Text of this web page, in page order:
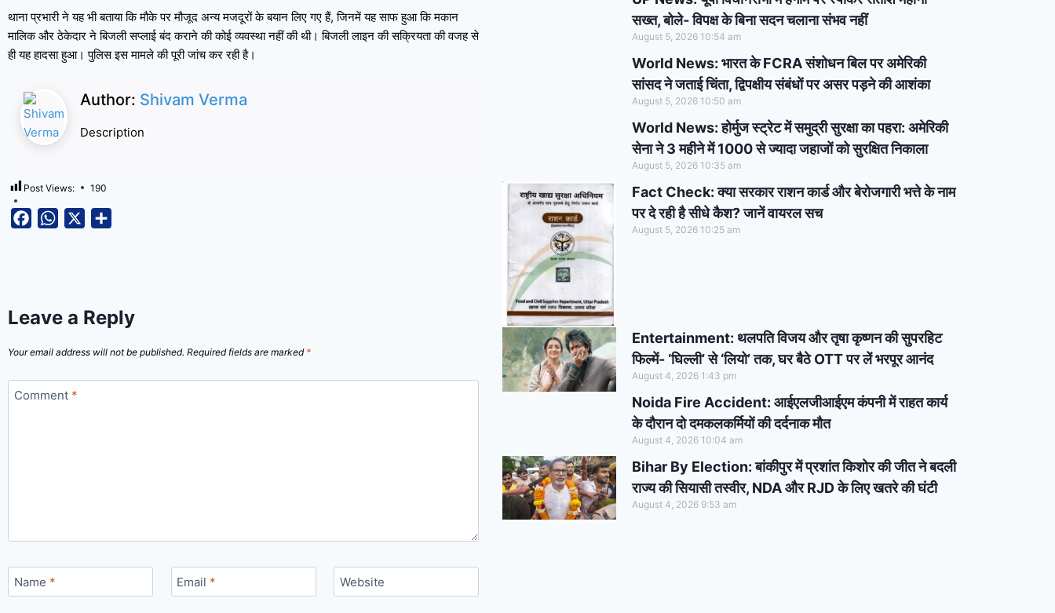
थाना प्रभारी ने यह भी बताया कि मौके पर मौजूद अन्य मजदूरों के बयान लिए गए हैं, जिनमें यह साफ हुआ कि मकान
मालिक और ठेकेदार ने बिजली सप्लाई बंद कराने की कोई व्यवस्था नहीं की थी। बिजली लाइन की सक्रियता की वजह से
ही यह हादसा हुआ। पुलिस इस मामले की पूरी जांच कर रही है।
Author: Shivam Verma
Description
Post Views: 190
FacebookWhatsApp
Leave a Reply
Your email address will not be published. Required fields are marked *
Comment *
Name * Email * Website
सख्त, बोले- विपक्ष के बिना सदन चलाना संभव नहीं
August 5, 2026 10:54 am
World News: भारत के FCRA संशोधन बिल पर अमेरिकी
सांसद ने जताई चिंता, द्विपक्षीय संबंधों पर असर पड़ने की आशंका
August 5, 2026 10:50 am
World News: होर्मुज स्ट्रेट में समुद्री सुरक्षा का पहरा: अमेरिकी
सेना ने 3 महीने में 1000 से ज्यादा जहाजों को सुरक्षित निकाला
August 5, 2026 10:35 am
Fact Check: क्या सरकार राशन कार्ड और बेरोजगारी भत्ते के नाम
पर दे रही है सीधे कैश? जानें वायरल सच
August 5, 2026 10:25 am
Entertainment: थलपति विजय और तृषा कृष्णन की सुपरहिट
फिल्में- ‘घिल्ली’ से ‘लियो’ तक, घर बैठे OTT पर लें भरपूर आनंद
August 4, 2026 1:43 pm
Noida Fire Accident: आईएलजीआईएम कंपनी में राहत कार्य
के दौरान दो दमकलकर्मियों की दर्दनाक मौत
August 4, 2026 10:04 am
Bihar By Election: बांकीपुर में प्रशांत किशोर की जीत ने बदली
राज्य की सियासी तस्वीर, NDA और RJD के लिए खतरे की घंटी
August 4, 2026 9:53 am